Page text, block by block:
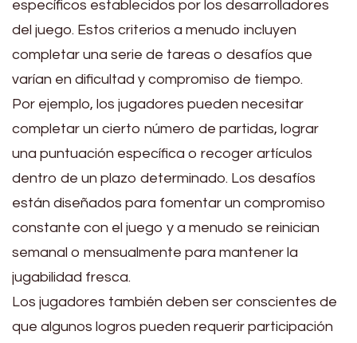
específicos establecidos por los desarrolladores
del juego. Estos criterios a menudo incluyen
completar una serie de tareas o desafíos que
varían en dificultad y compromiso de tiempo.
Por ejemplo, los jugadores pueden necesitar
completar un cierto número de partidas, lograr
una puntuación específica o recoger artículos
dentro de un plazo determinado. Los desafíos
están diseñados para fomentar un compromiso
constante con el juego y a menudo se reinician
semanal o mensualmente para mantener la
jugabilidad fresca.
Los jugadores también deben ser conscientes de
que algunos logros pueden requerir participación